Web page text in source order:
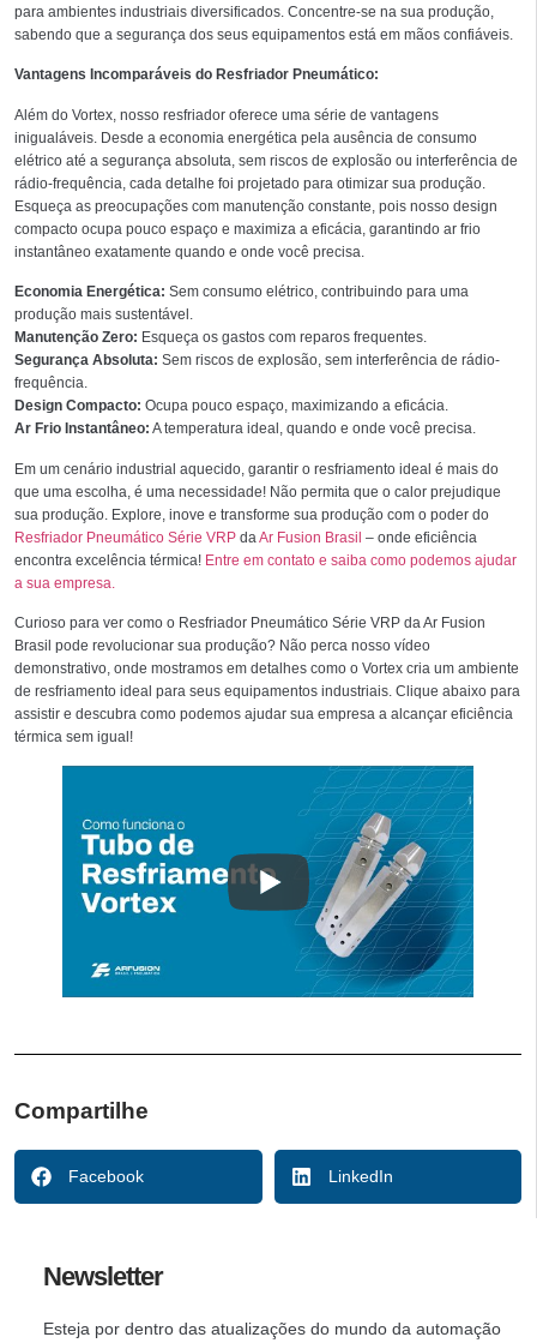
para ambientes industriais diversificados. Concentre-se na sua produção,
sabendo que a segurança dos seus equipamentos está em mãos confiáveis.
Vantagens Incomparáveis do Resfriador Pneumático:
Além do Vortex, nosso resfriador oferece uma série de vantagens
inigualáveis. Desde a economia energética pela ausência de consumo
elétrico até a segurança absoluta, sem riscos de explosão ou interferência de
rádio-frequência, cada detalhe foi projetado para otimizar sua produção.
Esqueça as preocupações com manutenção constante, pois nosso design
compacto ocupa pouco espaço e maximiza a eficácia, garantindo ar frio
instantâneo exatamente quando e onde você precisa.
Economia Energética: Sem consumo elétrico, contribuindo para uma
produção mais sustentável.
Manutenção Zero: Esqueça os gastos com reparos frequentes.
Segurança Absoluta: Sem riscos de explosão, sem interferência de rádio-
frequência.
Design Compacto: Ocupa pouco espaço, maximizando a eficácia.
Ar Frio Instantâneo: A temperatura ideal, quando e onde você precisa.
Em um cenário industrial aquecido, garantir o resfriamento ideal é mais do
que uma escolha, é uma necessidade! Não permita que o calor prejudique
sua produção. Explore, inove e transforme sua produção com o poder do
Resfriador Pneumático Série VRP da Ar Fusion Brasil – onde eficiência
encontra excelência térmica! Entre em contato e saiba como podemos ajudar
a sua empresa.
Curioso para ver como o Resfriador Pneumático Série VRP da Ar Fusion
Brasil pode revolucionar sua produção? Não perca nosso vídeo
demonstrativo, onde mostramos em detalhes como o Vortex cria um ambiente
de resfriamento ideal para seus equipamentos industriais. Clique abaixo para
assistir e descubra como podemos ajudar sua empresa a alcançar eficiência
térmica sem igual!
Compartilhe
Facebook LinkedIn
Newsletter
Esteja por dentro das atualizações do mundo da automação